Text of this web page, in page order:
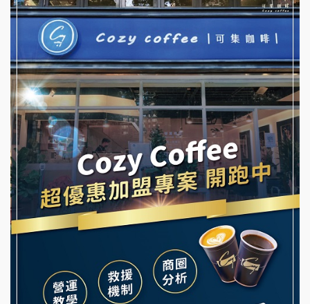
彭富貴加盟說明會
NU PASTA義大利麵加盟說明會
潮鍋癮加盟說明會
蓁伙烤倆吃加盟說明會
霏等茶加盟說明會
早安山丘加盟說明會
冰封仙果加盟說明會
Ramble Café 漫步藍咖啡加盟說明會
微風亭鐵板燒加盟說明會
杜芳子古味茶鋪加盟說明會
優握握×酸奶大獅加盟說明會
冬城門加盟說明會
拾鑶火鍋加盟說明會
阿性情趣無人販售所加盟明會
龍涎居好湯加盟說明會
舒油頭加盟說明會
義氣豐發雞加盟說明會